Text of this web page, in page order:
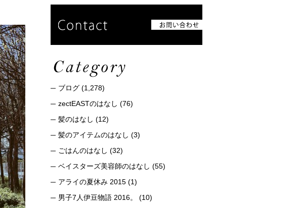
ブログ (1,278)
zectEASTのはなし (76)
髪のはなし (12)
髪のアイテムのはなし (3)
ごはんのはなし (32)
ベイスターズ美容師のはなし (55)
アライの夏休み 2015 (1)
男子7人伊豆物語 2016。
(10)